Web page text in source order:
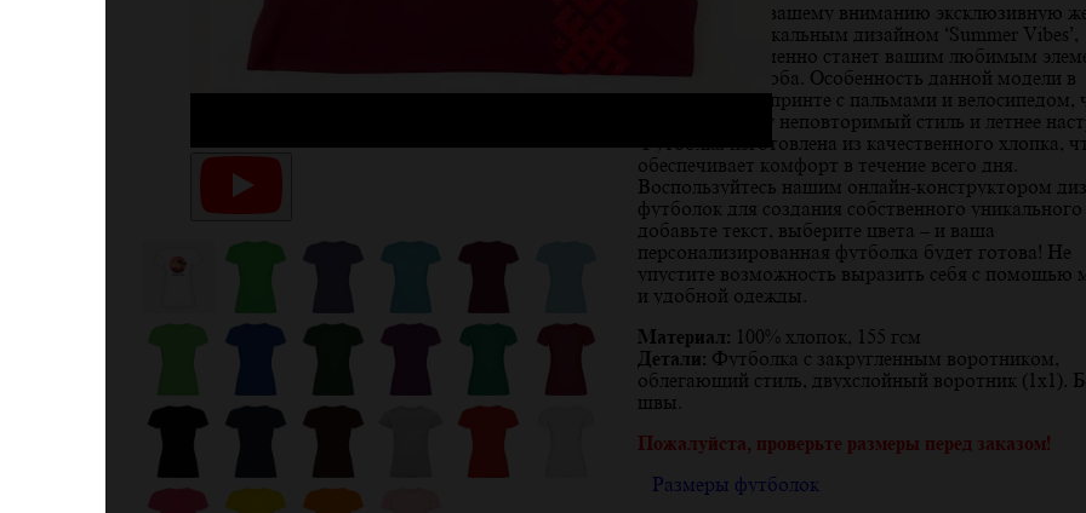
Представляем вашему вниманию эксклюзивную
футболку с уникальным дизайном ‘Summer Vibes’,
которая непременно станет вашим любимым
летнего гардероба. Особенность данной модели в
оригинальном принте с пальмами и велосипедом,
придает образу неповторимый стиль и летнее
Футболка изготовлена из качественного хлопка,
обеспечивает комфорт в течение всего дня.
Воспользуйтесь нашим онлайн-конструктором
футболок для создания собственного уникального
добавьте текст, выберите цвета – и ваша
персонализированная футболка будет готова! Не
упустите возможность выразить себя с помощью
и удобной одежды.
Материал: 100% хлопок, 155 гсм
Детали: Футболка с закругленным воротником,
облегающий стиль, двухслойный воротник (1х1).
швы.
Пожалуйста, проверьте размеры перед заказом!
Размеры футболок